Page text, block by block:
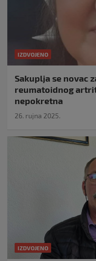
IZDVOJENO
Sakuplja se novac
reumatoidnog
nepokretna
26. rujna 2025.
IZDVOJENO